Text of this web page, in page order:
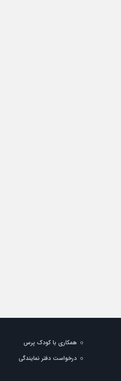
همکاری با کودک پرس
درخواست دفتر نمایندگی